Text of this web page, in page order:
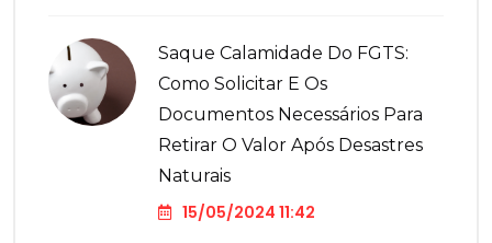
Saque Calamidade Do FGTS:
Como Solicitar E Os
Documentos Necessários Para
Retirar O Valor Após Desastres
Naturais
15/05/2024 11:42